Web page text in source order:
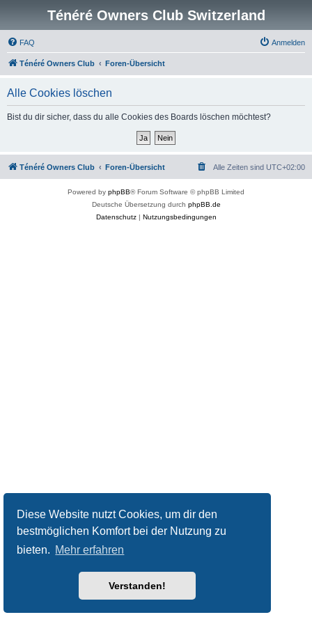
Diese Website nutzt Cookies, um dir den
bestmöglichen Komfort bei der Nutzung zu
bieten. Mehr erfahren
Verstanden!
Ténéré Owners Club Switzerland
FAQ Anmelden
Ténéré Owners Club Foren-Übersicht
Alle Cookies löschen
Bist du dir sicher, dass du alle Cookies des Boards löschen möchtest?
Ténéré Owners Club Foren-Übersicht Alle Zeiten sind UTC+02:00
Powered by phpBB® Forum Software © phpBB Limited
Deutsche Übersetzung durch phpBB.de
Datenschutz| Nutzungsbedingungen